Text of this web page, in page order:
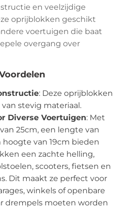
en veelzijdige
oprijblokken geschikt
voertuigen die baat
overgang over
: Deze oprijblokken
stevig materiaal.
Diverse Voertuigen: Met
25cm, een lengte van
hoogte van 19cm bieden
een zachte helling,
scooters, fietsen en
Dit maakt ze perfect voor
winkels of openbare
drempels moeten worden